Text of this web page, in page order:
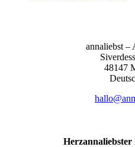
anna­liebst –
48147
Herzannaliebster